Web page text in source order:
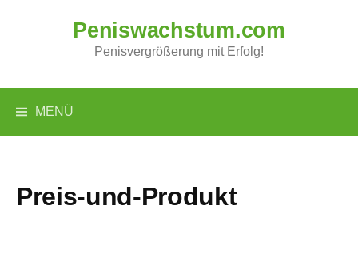
Peniswachstum.com
Penisvergrößerung mit Erfolg!
MENÜ
Preis-und-Produkt